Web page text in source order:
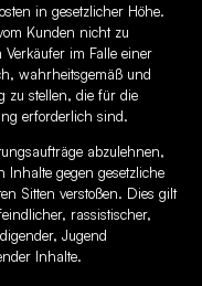
in gesetzlicher Höhe.
Kunden nicht zu
im Falle einer
wahrheitsgemäß und
zu stellen, die für die
erforderlich sind.
abzulehnen,
gegen gesetzliche
Sitten verstoßen. Dies gilt
rassistischer,
Jugend
Inhalte.